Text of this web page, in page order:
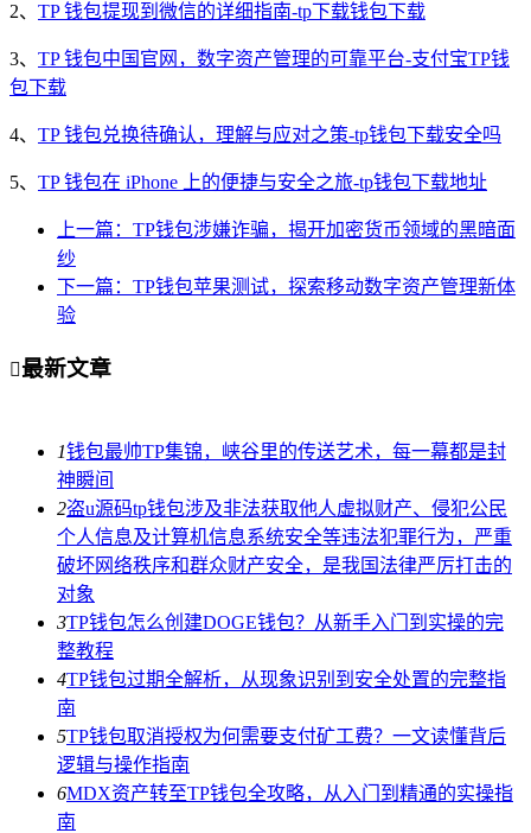
2、 TP 钱包提现到微信的详细指南-tp下载钱包下载
3、 TP 钱包中国官网，数字资产管理的可靠平台-支付宝TP钱
包下载
4、 TP 钱包兑换待确认，理解与应对之策-tp钱包下载安全吗
5、 TP 钱包在 iPhone 上的便捷与安全之旅-tp钱包下载地址
上一篇：TP钱包涉嫌诈骗，揭开加密货币领域的黑暗面
纱
下一篇：TP钱包苹果测试，探索移动数字资产管理新体
验
最新文章
1钱包最帅TP集锦，峡谷里的传送艺术，每一幕都是封
神瞬间
2盗u源码tp钱包涉及非法获取他人虚拟财产、侵犯公民
个人信息及计算机信息系统安全等违法犯罪行为，严重
破坏网络秩序和群众财产安全，是我国法律严厉打击的
对象
3TP钱包怎么创建DOGE钱包？从新手入门到实操的完
整教程
4TP钱包过期全解析，从现象识别到安全处置的完整指
南
5TP钱包取消授权为何需要支付矿工费？一文读懂背后
逻辑与操作指南
6MDX资产转至TP钱包全攻略，从入门到精通的实操指
南